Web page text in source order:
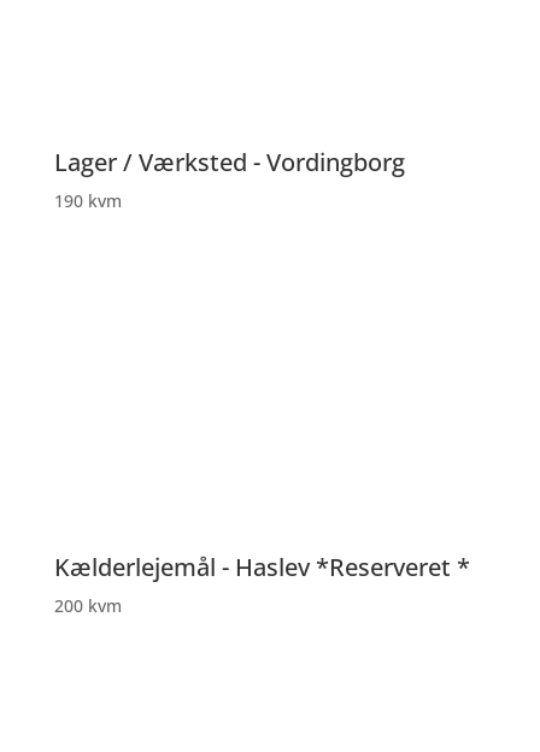
Lager / Værksted - Vordingborg
190 kvm
Kælderlejemål - Haslev *Reserveret *
200 kvm